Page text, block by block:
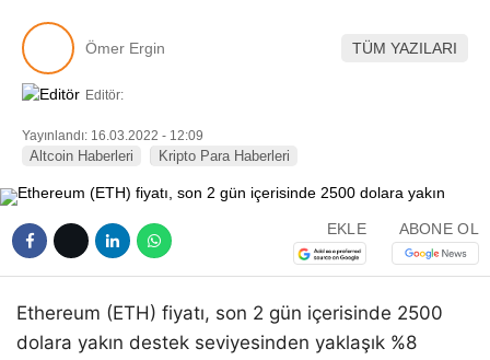
Ömer Ergin TÜM YAZILARI
Editör:
Yayınlandı: 16.03.2022 - 12:09
Altcoin Haberleri Kripto Para Haberleri
EKLE ABONE OL
Ethereum (ETH) fiyatı, son 2 gün içerisinde 2500
dolara yakın destek seviyesinden yaklaşık %8